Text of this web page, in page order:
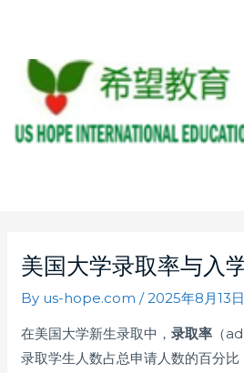
content
美国大学录取率与入
By us-hope.com/2025年8月13日
在美国大学新生录取中，录取率 （
录取学生人数占总申请人数的百分比